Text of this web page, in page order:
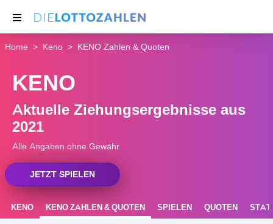
SERVICE
Home Keno KENO Zahlen & Quoten
KENO
Aktuelle Ziehungsergebnisse aus
2021
Alle Angaben ohne Gewähr
JETZT SPIELEN
KENO KENO ZAHLEN & QUOTEN SPIELEN QUOTEN